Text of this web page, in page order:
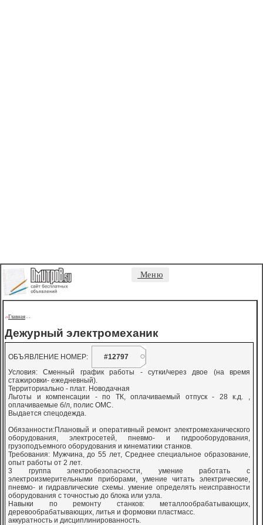
Меню
->Главная - -
Дежурный электромеханик
ОБЪЯВЛЕНИЕ НОМЕР:
#12797
Условия: Сменный график работы - сутки/через двое (на время
стажировки- ежедневный).
Территориально - плат. Новодачная
Льготы и компенсации - по ТК, оплачиваемый отпуск - 28 к.д. ,
оплачиваемые б/л, полис ОМС.
Выдается спецодежда.
Обязанности:Плановый и оперативный ремонт электромеханического
оборудования, электросетей, пневмо- и гидрооборудования,
грузоподъемного оборудования и кинематики станков.
Требования: Мужчина, до 55 лет, Среднее специальное образование,
опыт работы от 2 лет.
3 группа электробезопасности, умение работать с
электроизмерительными приборами, умение читать электрические,
пневмо- и гидравлические схемы. умение определять неисправности
оборудования с точностью до блока или узла.
Навыки по ремонту станков: металлообрабатывающих,
деревообрабатывающих, литья и формовки пластмасс.
аккуратность и дисциплинированность.